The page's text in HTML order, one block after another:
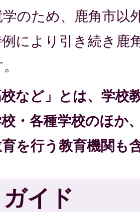
のため、鹿角市以
により引き続き鹿
校など」とは、学校
・各種学校のほか
を行う教育機関も
イド